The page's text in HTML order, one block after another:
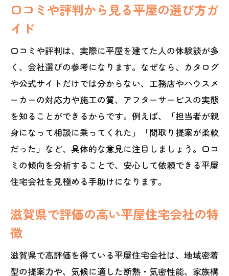
口コミや評判から見る平屋の選び方ガ
イド
口コミや評判は、実際に平屋を建てた人の体験談が多
く、会社選びの参考になります。なぜなら、カタログ
や公式サイトだけでは分からない、工務店やハウスメ
ーカーの対応力や施工の質、アフターサービスの実態
を知ることができるからです。例えば、「担当者が親
身になって相談に乗ってくれた」「間取り提案が柔軟
だった」など、具体的な意見に注目しましょう。口コ
ミの傾向を分析することで、安心して依頼できる平屋
住宅会社を見極める手助けになります。
滋賀県で評価の高い平屋住宅会社の特
徴
滋賀県で高評価を得ている平屋住宅会社は、地域密着
型の提案力や、気候に適した断熱・気密性能、家族構